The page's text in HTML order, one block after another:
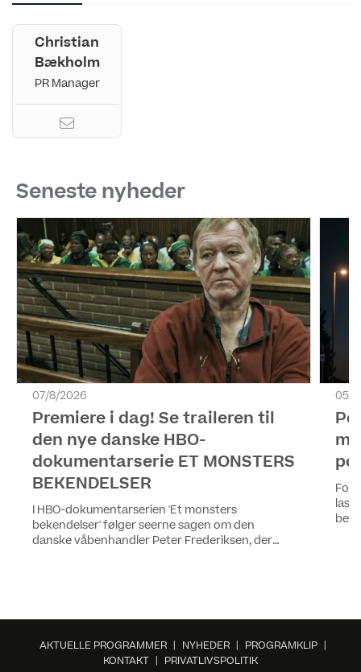
Christian
Bækholm
PR Manager
Seneste nyheder
07/8/2026
Premiere i dag! Se traileren til
den nye danske HBO-
dokumentarserie ET MONSTERS
BEKENDELSER
I HBO-dokumentarserien 'Et monsters
bekendelser' følger seerne sagen om den
danske våbenhandler Peter Frederiksen, der
05/
For
AKTUELLE PROGRAMMER | NYHEDER | PROGRAMKLIP |
KONTAKT | PRIVATLIVSPOLITIK